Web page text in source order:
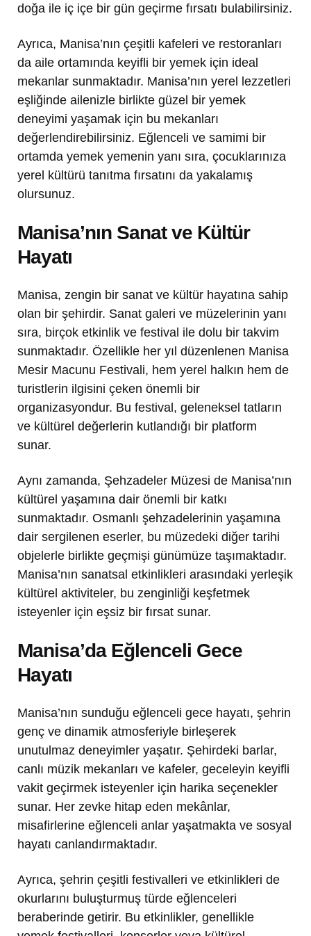
doğa ile iç içe bir gün geçirme fırsatı bulabilirsiniz.
Ayrıca, Manisa’nın çeşitli kafeleri ve restoranları
da aile ortamında keyifli bir yemek için ideal
mekanlar sunmaktadır. Manisa’nın yerel lezzetleri
eşliğinde ailenizle birlikte güzel bir yemek
deneyimi yaşamak için bu mekanları
değerlendirebilirsiniz. Eğlenceli ve samimi bir
ortamda yemek yemenin yanı sıra, çocuklarınıza
yerel kültürü tanıtma fırsatını da yakalamış
olursunuz.
Manisa’nın Sanat ve Kültür
Hayatı
Manisa, zengin bir sanat ve kültür hayatına sahip
olan bir şehirdir. Sanat galeri ve müzelerinin yanı
sıra, birçok etkinlik ve festival ile dolu bir takvim
sunmaktadır. Özellikle her yıl düzenlenen Manisa
Mesir Macunu Festivali, hem yerel halkın hem de
turistlerin ilgisini çeken önemli bir
organizasyondur. Bu festival, geleneksel tatların
ve kültürel değerlerin kutlandığı bir platform
sunar.
Aynı zamanda, Şehzadeler Müzesi de Manisa’nın
kültürel yaşamına dair önemli bir katkı
sunmaktadır. Osmanlı şehzadelerinin yaşamına
dair sergilenen eserler, bu müzedeki diğer tarihi
objelerle birlikte geçmişi günümüze taşımaktadır.
Manisa’nın sanatsal etkinlikleri arasındaki yerleşik
kültürel aktiviteler, bu zenginliği keşfetmek
isteyenler için eşsiz bir fırsat sunar.
Manisa’da Eğlenceli Gece
Hayatı
Manisa’nın sunduğu eğlenceli gece hayatı, şehrin
genç ve dinamik atmosferiyle birleşerek
unutulmaz deneyimler yaşatır. Şehirdeki barlar,
canlı müzik mekanları ve kafeler, geceleyin keyifli
vakit geçirmek isteyenler için harika seçenekler
sunar. Her zevke hitap eden mekânlar,
misafirlerine eğlenceli anlar yaşatmakta ve sosyal
hayatı canlandırmaktadır.
Ayrıca, şehrin çeşitli festivalleri ve etkinlikleri de
okurlarını buluşturmuş türde eğlenceleri
beraberinde getirir. Bu etkinlikler, genellikle